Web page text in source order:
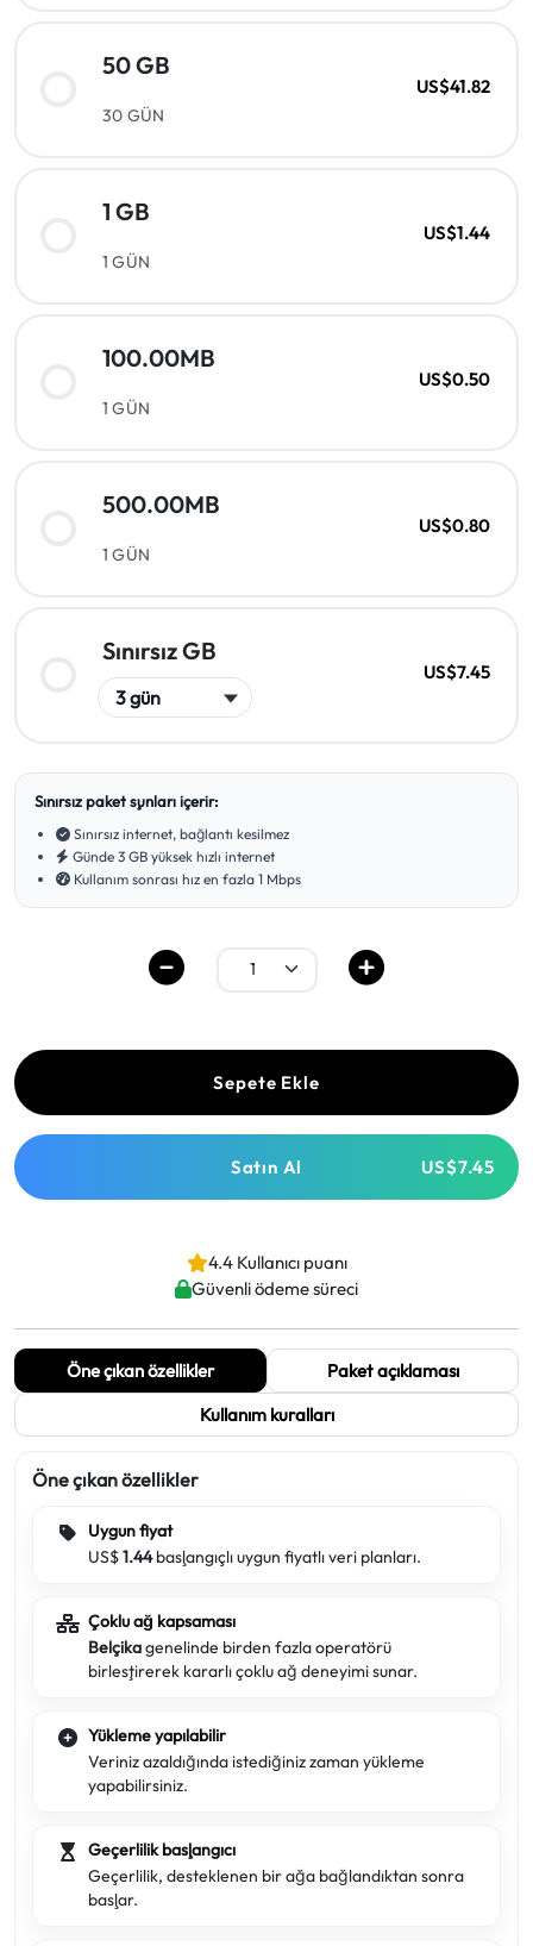
50 GB
30 GÜN
US$41.82
1 GB
1 GÜN
US$1.44
100.00MB
1 GÜN
US$0.50
500.00MB
1 GÜN
US$0.80
Sınırsız GB
US$7.45
Sınırsız paket şunları içerir:
Sınırsız internet, bağlantı kesilmez
Günde 3 GB yüksek hızlı internet
Kullanım sonrası hız en fazla 1 Mbps
Sepete Ekle
Satın Al US$7.45
4.4 Kullanıcı puanı
Güvenli ödeme süreci
Öne çıkan özellikler
Paket açıklaması
Kullanım kuralları
Öne çıkan özellikler
Uygun fiyat
US$1.44başlangıçlı uygun fiyatlı veri planları.
Çoklu ağ kapsaması
Belçikagenelinde birden fazla operatörü
birleştirerek kararlı çoklu ağ deneyimi sunar.
Yükleme yapılabilir
Veriniz azaldığında istediğiniz zaman yükleme
yapabilirsiniz.
Geçerlilik başlangıcı
Geçerlilik, desteklenen bir ağa bağlandıktan sonra
başlar.